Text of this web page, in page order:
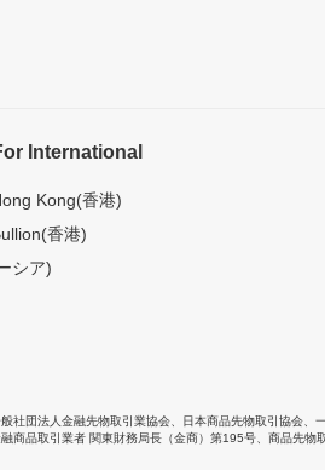
International
Kong(香港)
香港)
シア)
社団法人金融先物取引業協会 日本商品先物取引協会
商品取引業者 関東財務局長（金商）第195号、商品先物